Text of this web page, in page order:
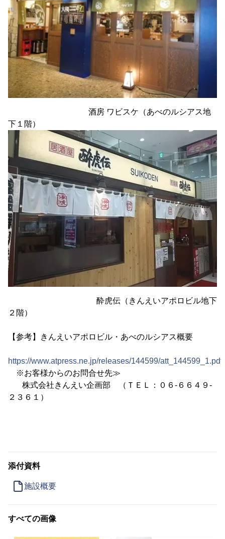
酒房 ワビスケ（あべのルシアス地
下１階）
酔虎伝（きんえいアポロビル地下
２階）
【参考】きんえいアポロビル・あべのルシアス概要
https://www.atpress.ne.jp/releases/144599/att_144599_1.pdf
※お客様からのお問合せ先≫
株式会社きんえい企画部 （ＴＥＬ：０６-６６４９-
２３６１）
添付資料
施設概要
すべての画像